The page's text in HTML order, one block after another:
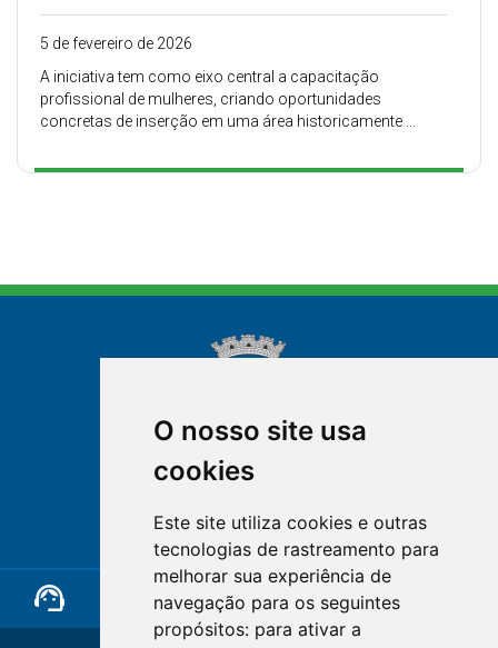
O nosso site usa
cookies
Este site utiliza cookies e outras
tecnologias de rastreamento para
melhorar sua experiência de
navegação para os seguintes
propósitos: para ativar a
5 de fevereiro de 2026
A iniciativa tem como eixo central a capacitação
profissional de mulheres, criando oportunidades
concretas de inserção em uma área historicamente ...
NOVA FRIBURGO
RIO DE JANEIRO
support_agent mail